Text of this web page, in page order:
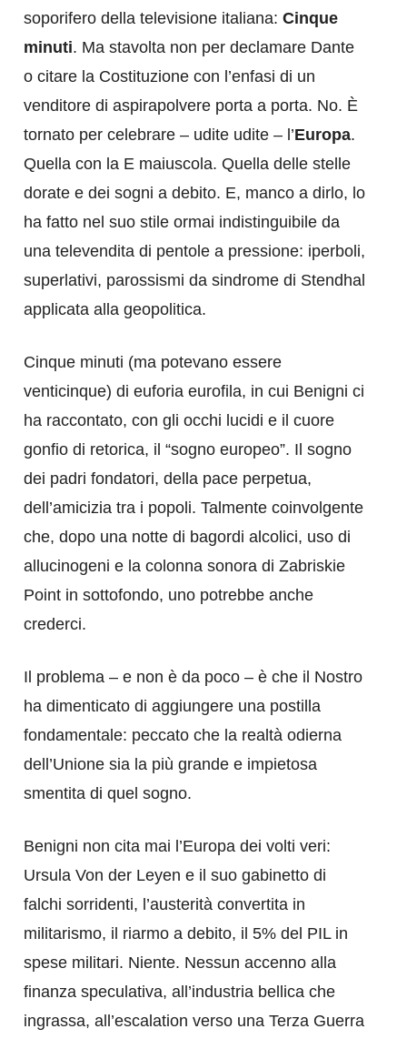
soporifero della televisione italiana: Cinque
minuti. Ma stavolta non per declamare Dante
o citare la Costituzione con l’enfasi di un
venditore di aspirapolvere porta a porta. No. È
tornato per celebrare – udite udite – l’Europa.
Quella con la E maiuscola. Quella delle stelle
dorate e dei sogni a debito. E, manco a dirlo, lo
ha fatto nel suo stile ormai indistinguibile da
una televendita di pentole a pressione: iperboli,
superlativi, parossismi da sindrome di Stendhal
applicata alla geopolitica.
Cinque minuti (ma potevano essere
venticinque) di euforia eurofila, in cui Benigni ci
ha raccontato, con gli occhi lucidi e il cuore
gonfio di retorica, il “sogno europeo”. Il sogno
dei padri fondatori, della pace perpetua,
dell’amicizia tra i popoli. Talmente coinvolgente
che, dopo una notte di bagordi alcolici, uso di
allucinogeni e la colonna sonora di Zabriskie
Point in sottofondo, uno potrebbe anche
crederci.
Il problema – e non è da poco – è che il Nostro
ha dimenticato di aggiungere una postilla
fondamentale: peccato che la realtà odierna
dell’Unione sia la più grande e impietosa
smentita di quel sogno.
Benigni non cita mai l’Europa dei volti veri:
Ursula Von der Leyen e il suo gabinetto di
falchi sorridenti, l’austerità convertita in
militarismo, il riarmo a debito, il 5% del PIL in
spese militari. Niente. Nessun accenno alla
finanza speculativa, all’industria bellica che
ingrassa, all’escalation verso una Terza Guerra